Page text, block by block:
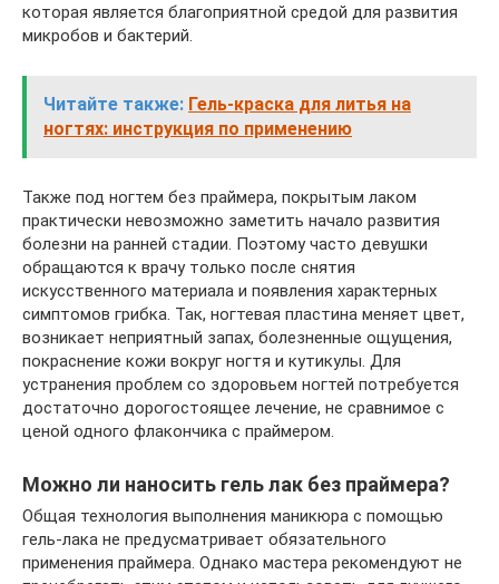
которая является благоприятной средой для развития
микробов и бактерий.
Читайте также: Гель-краска для литья на
ногтях: инструкция по применению
Также под ногтем без праймера, покрытым лаком
практически невозможно заметить начало развития
болезни на ранней стадии. Поэтому часто девушки
обращаются к врачу только после снятия
искусственного материала и появления характерных
симптомов грибка. Так, ногтевая пластина меняет цвет,
возникает неприятный запах, болезненные ощущения,
покраснение кожи вокруг ногтя и кутикулы. Для
устранения проблем со здоровьем ногтей потребуется
достаточно дорогостоящее лечение, не сравнимое с
ценой одного флакончика с праймером.
Можно ли наносить гель лак без праймера?
Общая технология выполнения маникюра с помощью
гель-лака не предусматривает обязательного
применения праймера. Однако мастера рекомендуют не